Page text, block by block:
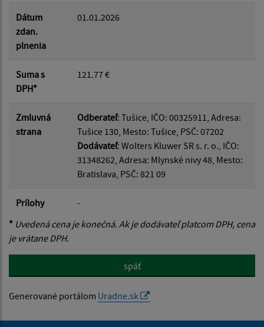
Dátum
zdan.
plnenia
01.01.2026
Suma s
DPH*
121.77 €
Zmluvná
strana
Odberateľ: Tušice, IČO: 00325911, Adresa:
Tušice 130, Mesto: Tušice, PSČ: 07202
Dodávateľ: Wolters Kluwer SR s. r. o., IČO:
31348262, Adresa: Mlynské nivy 48, Mesto:
Bratislava, PSČ: 821 09
Prílohy
-
* Uvedená cena je konečná. Ak je dodávateľ platcom DPH, cena
je vrátane DPH.
späť
Generované portálom Uradne.sk